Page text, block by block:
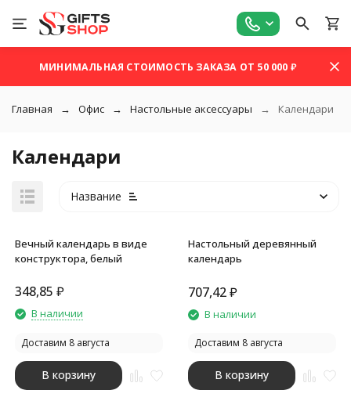
МИНИМАЛЬНАЯ СТОИМОСТЬ ЗАКАЗА ОТ 50 000 ₽
Главная Офис Настольные аксессуары Календари
Календари
Название
Вечный календарь в виде
конструктора, белый
348,85 ₽
В наличии
Доставим 8 августа
В корзину
Настольный деревянный
календарь
707,42₽
В наличии
Доставим 8 августа
В корзину